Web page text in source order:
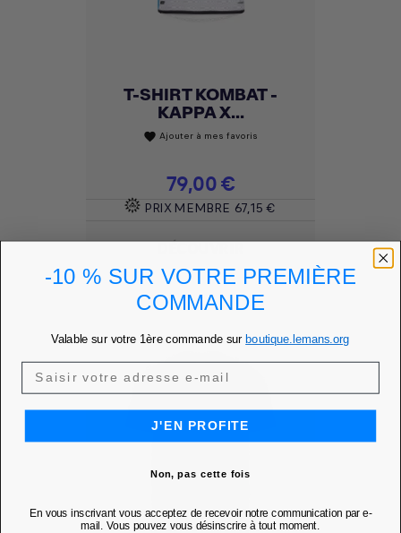
T-SHIRT KOMBAT -
KAPPA X...
favorite Ajouter à mes favoris
Prix
79,00 €
PRIX MEMBRE 67,15 €
DÉCOUVRIR
-10 % SUR VOTRE PREMIÈRE
COMMANDE
Valable sur votre 1ère commande sur boutique.lemans.org
J'EN PROFITE
Non, pas cette fois
En vous inscrivant vous acceptez de recevoir notre communication par e-
mail. Vous pouvez vous désinscrire à tout moment.